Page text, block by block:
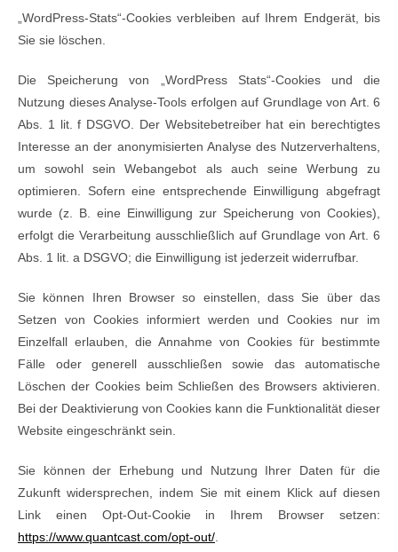
„WordPress-Stats“-Cookies verbleiben auf Ihrem Endgerät, bis
Sie sie löschen.
Die Speicherung von „WordPress Stats“-Cookies und die
Nutzung dieses Analyse-Tools erfolgen auf Grundlage von Art. 6
Abs. 1 lit. f DSGVO. Der Websitebetreiber hat ein berechtigtes
Interesse an der anonymisierten Analyse des Nutzerverhaltens,
um sowohl sein Webangebot als auch seine Werbung zu
optimieren. Sofern eine entsprechende Einwilligung abgefragt
wurde (z. B. eine Einwilligung zur Speicherung von Cookies),
erfolgt die Verarbeitung ausschließlich auf Grundlage von Art. 6
Abs. 1 lit. a DSGVO; die Einwilligung ist jederzeit widerrufbar.
Sie können Ihren Browser so einstellen, dass Sie über das
Setzen von Cookies informiert werden und Cookies nur im
Einzelfall erlauben, die Annahme von Cookies für bestimmte
Fälle oder generell ausschließen sowie das automatische
Löschen der Cookies beim Schließen des Browsers aktivieren.
Bei der Deaktivierung von Cookies kann die Funktionalität dieser
Website eingeschränkt sein.
Sie können der Erhebung und Nutzung Ihrer Daten für die
Zukunft widersprechen, indem Sie mit einem Klick auf diesen
Link einen Opt-Out-Cookie in Ihrem Browser setzen:
https://www.quantcast.com/opt-out/.